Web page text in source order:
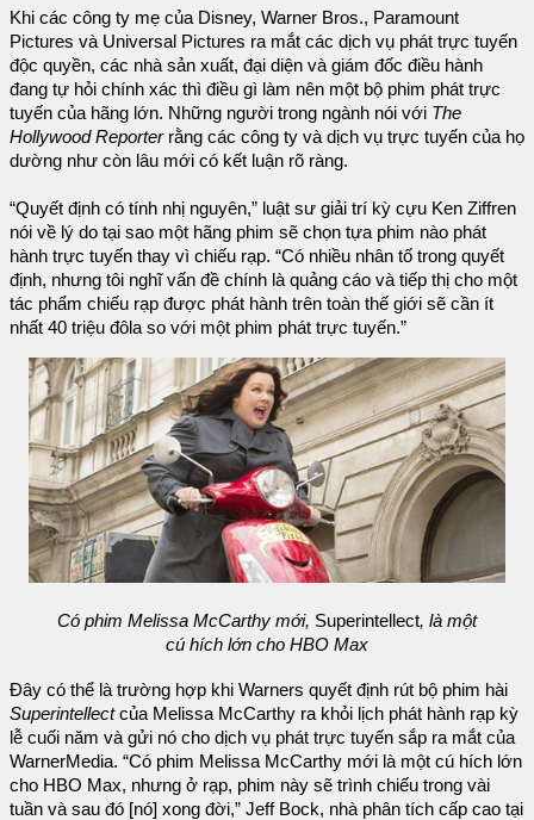
Khi các công ty mẹ của Disney, Warner Bros., Paramount
Pictures và Universal Pictures ra mắt các dịch vụ phát trực tuyến
độc quyền, các nhà sản xuất, đại diện và giám đốc điều hành
đang tự hỏi chính xác thì điều gì làm nên một bộ phim phát trực
tuyến của hãng lớn. Những người trong ngành nói với The
Hollywood Reporterrằng các công ty và dịch vụ trực tuyến của họ
dường như còn lâu mới có kết luận rõ ràng.
“Quyết định có tính nhị nguyên,” luật sư giải trí kỳ cựu Ken Ziffren
nói về lý do tại sao một hãng phim sẽ chọn tựa phim nào phát
hành trực tuyến thay vì chiếu rạp. “Có nhiều nhân tố trong quyết
định, nhưng tôi nghĩ vấn đề chính là quảng cáo và tiếp thị cho một
tác phẩm chiếu rạp được phát hành trên toàn thế giới sẽ cần ít
nhất 40 triệu đôla so với một phim phát trực tuyến.”
Có phim Melissa McCarthy mới, Superintellect, là một
cú hích lớn cho HBO Max
Đây có thể là trường hợp khi Warners quyết định rút bộ phim hài
Superintellectcủa Melissa McCarthy ra khỏi lịch phát hành rạp kỳ
lễ cuối năm và gửi nó cho dịch vụ phát trực tuyến sắp ra mắt của
WarnerMedia. “Có phim Melissa McCarthy mới là một cú hích lớn
cho HBO Max, nhưng ở rạp, phim này sẽ trình chiếu trong vài
tuần và sau đó [nó] xong đời,” Jeff Bock, nhà phân tích cấp cao tại